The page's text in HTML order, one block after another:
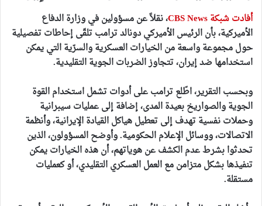
أفادت شبكة CBS News
، نقلاً عن مسؤولين في وزارة الدفاع
الأميركية، بأن الرئيس الأميركي دونالد ترامب تلقّى إحاطات تفصيلية
حول مجموعة واسعة من الخيارات العسكرية والسرّية التي يمكن
استخدامها ضد إيران، تتجاوز الضربات الجوية التقليدية.
وبحسب التقرير، اطّلع ترامب على أدوات تشمل استخدام القوة
الجوية والصواريخ بعيدة المدى، إضافة إلى عمليات سيبرانية
وحملات نفسية تهدف إلى تعطيل هياكل القيادة الإيرانية، وأنظمة
الاتصالات، ووسائل الإعلام الحكومية. وأوضح المسؤولون، الذين
تحدثوا بشرط عدم الكشف عن هوياتهم، أن هذه الخيارات يمكن
تنفيذها بشكل متزامن مع العمل العسكري التقليدي، أو كعمليات
مستقلة.